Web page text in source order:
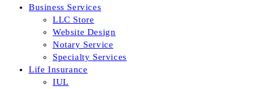
Business Services
LLC Store
Website Design
Notary Service
Specialty Services
Life Insurance
IUL